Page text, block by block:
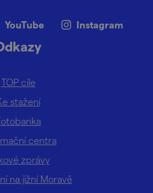
YouTube Instagram
TOP cíle
stažení
centra
zprávy
na jižní Moravě